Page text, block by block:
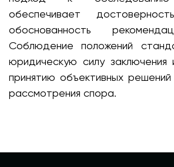
обеспечивает
обоснованность
Соблюдение положений
юридическую силу заключения
принятию объективных
рассмотрения спора.